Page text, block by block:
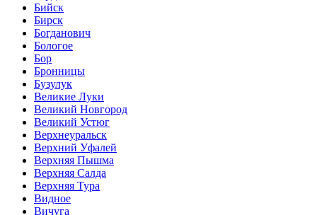
Бийск
Бирск
Богданович
Бологое
Бор
Бронницы
Бузулук
Великие Луки
Великий Новгород
Великий Устюг
Верхнеуральск
Верхний Уфалей
Верхняя Пышма
Верхняя Салда
Верхняя Тура
Видное
Вичуга